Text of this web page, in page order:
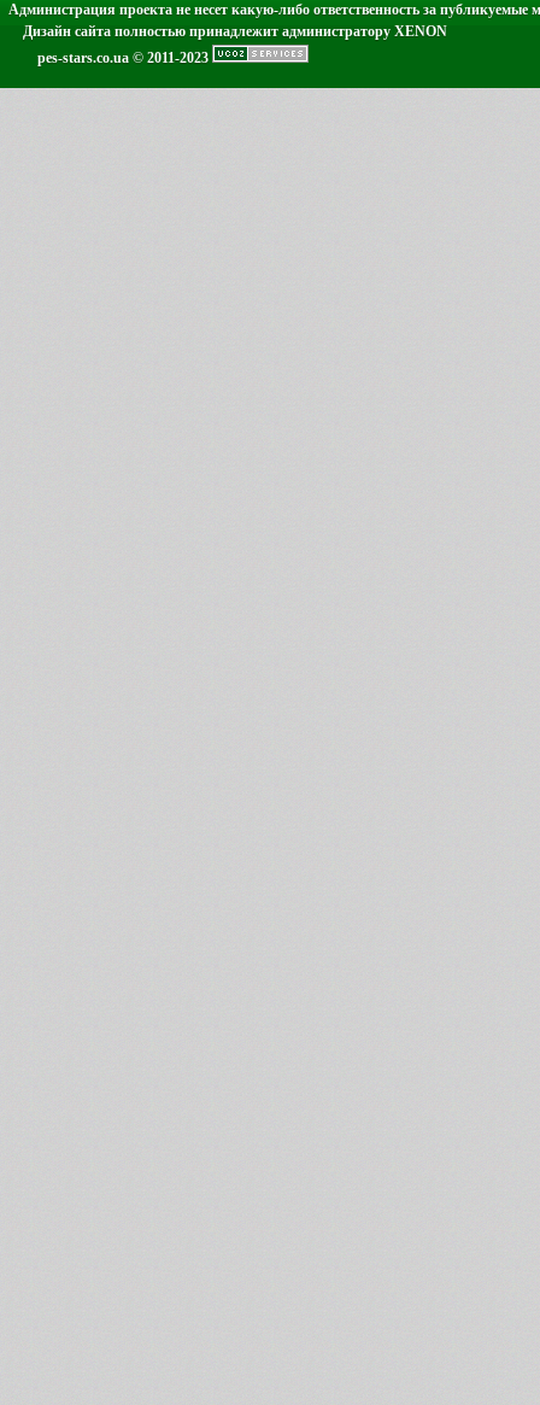
Администрация проекта не несет какую-либо ответственность за публикуемые
Дизайн сайта полностью принадлежит администратору XENON
pes-stars.co.ua © 2011-2023